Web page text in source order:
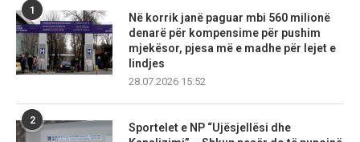
1
Në korrik janë paguar mbi 560 milionë
denarë për kompensime për pushim
mjekësor, pjesa më e madhe për lejet e
lindjes
28.07.2026 15:52
2
Sportelet e NP “Ujësjellësi dhe